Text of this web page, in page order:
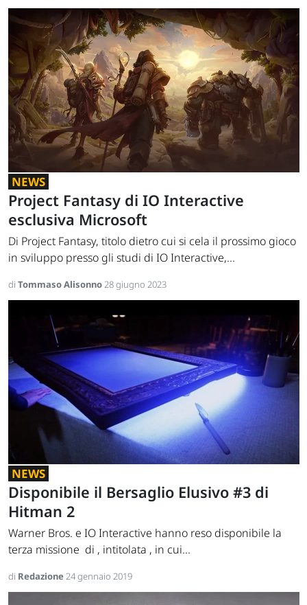
NEWS
Project Fantasy di IO Interactive
esclusiva Microsoft
Di Project Fantasy, titolo dietro cui si cela il prossimo gioco
in sviluppo presso gli studi di IO Interactive,...
di Tommaso Alisonno28 giugno 2023
NEWS
Disponibile il Bersaglio Elusivo #3 di
Hitman 2
Warner Bros. e IO Interactive hanno reso disponibile la
terza missione di , intitolata , in cui...
di Redazione24 gennaio 2019